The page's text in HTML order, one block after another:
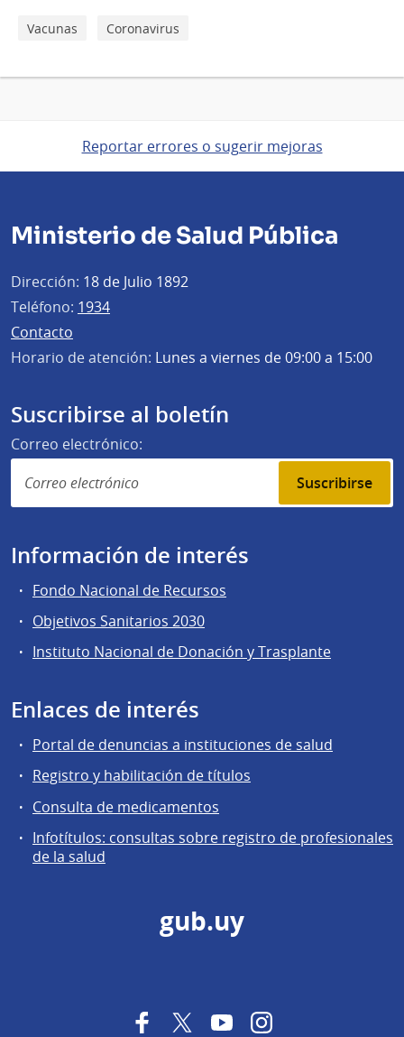
Vacunas Coronavirus
Reportar errores o sugerir mejoras
Ministerio de Salud Pública
Dirección: 18 de Julio 1892
Teléfono: 1934
Contacto
Horario de atención: Lunes a viernes de 09:00 a 15:00
Suscribirse al boletín
Correo electrónico:
Suscribirse
Información de interés
Fondo Nacional de Recursos
Objetivos Sanitarios 2030
Instituto Nacional de Donación y Trasplante
Enlaces de interés
Portal de denuncias a instituciones de salud
Registro y habilitación de títulos
Consulta de medicamentos
Infotítulos: consultas sobre registro de profesionales
de la salud
gub.uy
FacebookTwitterYouTubeInstagram